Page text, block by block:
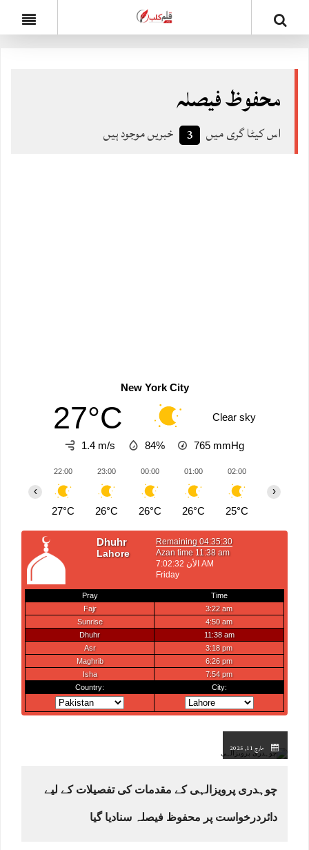
محفوظ فیصلہ
اس کیٹا گری میں 3 خبریں موجود ہیں
New York City
27°C Clear sky
1.4 m/s 84% 765 mmHg
22:00
27°C
23:00
26°C
00:00
26°C
01:00
26°C
02:00
25°C
‹ ›
مارچ 11, 2025
چوہدری پرویزالہی کے مقدمات کی تفصیلات کے لیے
دائردرخواست پر محفوظ فیصلہ سنادیا گیا